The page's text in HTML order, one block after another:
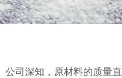
司深知，原材料的质量